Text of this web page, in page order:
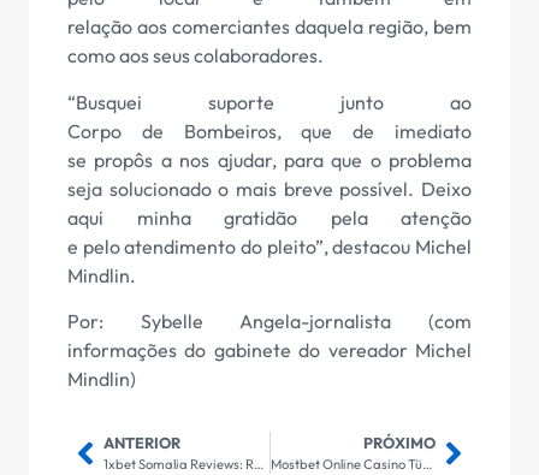
relação aos comerciantes daquela região, bem
como aos seus colaboradores.
“Busquei suporte junto ao
Corpo de Bombeiros, que de imediato
se propôs a nos ajudar, para que o problema
seja solucionado o mais breve possível. Deixo
aqui minha gratidão pela atenção
e pelo atendimento do pleito”, destacou Michel
Mindlin.
Por: Sybelle Angela-jornalista (com
informações do gabinete do vereador Michel
Mindlin)
ANTERIOR
1xbet Somalia Reviews: Registration, Bonuses Plus Promo Codes 202
PRÓXIMO
Mostbet Online Casino Türkiye ️ Resmi Web Sitesi Added Bonus 2500 Tl And Up 250 F